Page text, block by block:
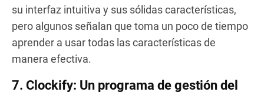
su interfaz intuitiva y sus sólidas características,
pero algunos señalan que toma un poco de tiempo
aprender a usar todas las características de
manera efectiva.
7. Clockify: Un programa de gestión del